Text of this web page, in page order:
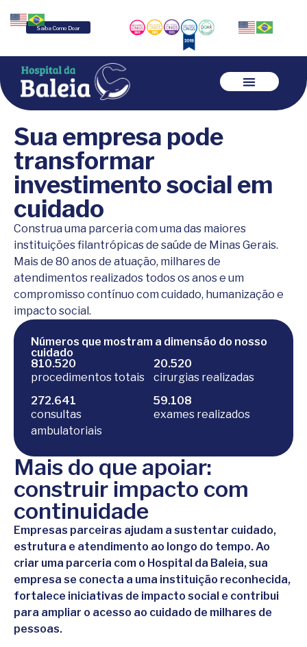
Saiba Como Doar
Sua empresa pode
transformar
investimento social em
cuidado
Construa uma parceria com uma das maiores
instituições filantrópicas de saúde de Minas Gerais.
Mais de 80 anos de atuação, milhares de
atendimentos realizados todos os anos e um
compromisso contínuo com cuidado, humanização e
impacto social.
Números que mostram a dimensão do nosso
cuidado
810.520
procedimentos totais
272.641
consultas
ambulatoriais
20.520
cirurgias realizadas
59.108
exames realizados
Mais do que apoiar:
construir impacto com
continuidade
Empresas parceiras ajudam a sustentar cuidado,
estrutura e atendimento ao longo do tempo. Ao
criar uma parceria com o Hospital da Baleia, sua
empresa se conecta a uma instituição reconhecida,
fortalece iniciativas de impacto social e contribui
para ampliar o acesso ao cuidado de milhares de
pessoas.